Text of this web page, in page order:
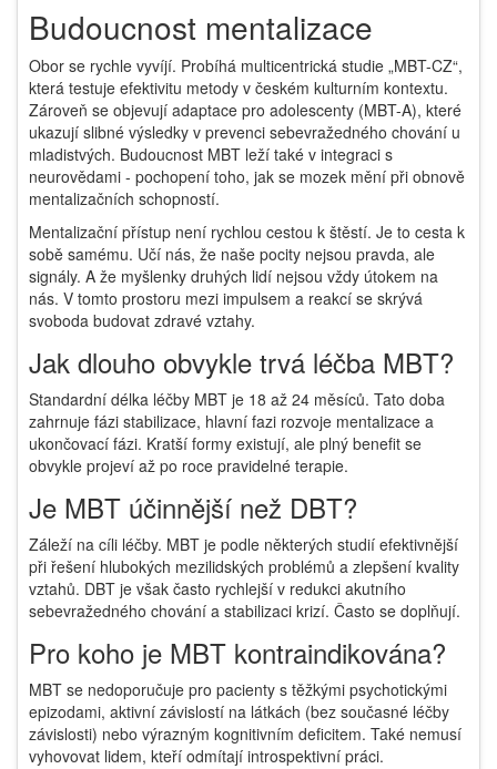
Budoucnost mentalizace
Obor se rychle vyvíjí. Probíhá multicentrická studie „MBT-CZ“,
která testuje efektivitu metody v českém kulturním kontextu.
Zároveň se objevují adaptace pro adolescenty (MBT-A), které
ukazují slibné výsledky v prevenci sebevražedného chování u
mladistvých. Budoucnost MBT leží také v integraci s
neurovědami - pochopení toho, jak se mozek mění při obnově
mentalizačních schopností.
Mentalizační přístup není rychlou cestou k štěstí. Je to cesta k
sobě samému. Učí nás, že naše pocity nejsou pravda, ale
signály. A že myšlenky druhých lidí nejsou vždy útokem na
nás. V tomto prostoru mezi impulsem a reakcí se skrývá
svoboda budovat zdravé vztahy.
Jak dlouho obvykle trvá léčba MBT?
Standardní délka léčby MBT je 18 až 24 měsíců. Tato doba
zahrnuje fázi stabilizace, hlavní fazi rozvoje mentalizace a
ukončovací fázi. Kratší formy existují, ale plný benefit se
obvykle projeví až po roce pravidelné terapie.
Je MBT účinnější než DBT?
Záleží na cíli léčby. MBT je podle některých studií efektivnější
při řešení hlubokých mezilidských problémů a zlepšení kvality
vztahů. DBT je však často rychlejší v redukci akutního
sebevražedného chování a stabilizaci krizí. Často se doplňují.
Pro koho je MBT kontraindikována?
MBT se nedoporučuje pro pacienty s těžkými psychotickými
epizodami, aktivní závislostí na látkách (bez současné léčby
závislosti) nebo výrazným kognitivním deficitem. Také nemusí
vyhovovat lidem, kteří odmítají introspektivní práci.